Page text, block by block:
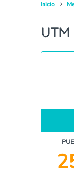
Inicio